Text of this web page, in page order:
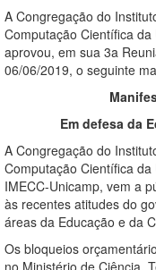
A Congregação do
Computação Científica
aprovou, em sua 3a
06/06/2019, o seguinte
Em defesa da
A Congregação do
Computação Científica
IMECC-Unicamp, vem a
às recentes atitudes do
áreas da Educação e da
Os bloqueios
no Ministério de Ciência,